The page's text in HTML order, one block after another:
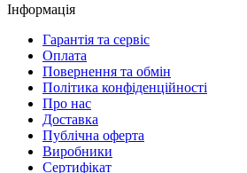
Інформація
Гарантія та сервіс
Оплата
Повернення та обмін
Політика конфіденційності
Про нас
Доставка
Публічна оферта
Виробники
Сертифікат